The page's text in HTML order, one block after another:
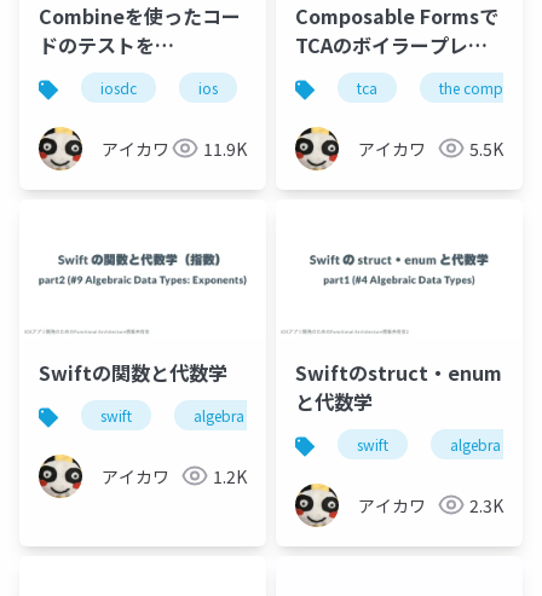
Combineを使ったコー
ドのテストを
Schedulerで操る方法
とその仕組み
iosdc ios swift combine
アイカワ 11.9K
Composable Formsで
TCAのボイラープレー
トとおさらばする
tca the
アイカワ 5.5K
Swiftの関数と代数学
swift algebra
アイカワ 1.2K
Swiftのstruct・enum
と代数学
swift algebra
アイカワ 2.3K